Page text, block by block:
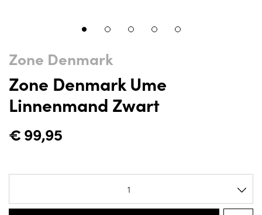
Zone Denmark
Zone Denmark Ume
Linnenmand Zwart
€99,95